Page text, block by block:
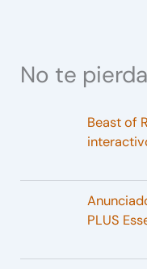
No te
Beast of
PLUS